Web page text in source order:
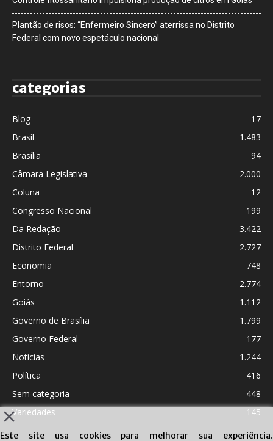
Plantão de risos: “Enfermeiro Sincero” aterrissa no Distrito
Federal com novo espetáculo nacional
categorias
Blog
17
Brasil
1.483
Brasília
94
Câmara Legislativa
2.000
Coluna
12
Congresso Nacional
199
Da Redação
3.422
Distrito Federal
2.727
Economia
748
Entorno
2.774
Goiás
1.112
Governo de Brasília
1.799
Governo Federal
177
Notícias
1.244
Política
416
Sem categoria
448
Variedades
145
Este site usa cookies para melhorar sua experiência.